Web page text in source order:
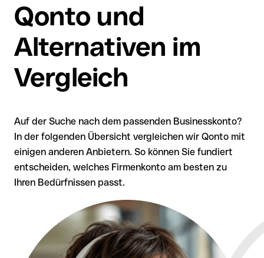
Qonto und
Alternativen im
Vergleich
Auf der Suche nach dem passenden Businesskonto?
In der folgenden Übersicht vergleichen wir Qonto mit
einigen anderen Anbietern. So können Sie fundiert
entscheiden, welches Firmenkonto am besten zu
Ihren Bedürfnissen passt.